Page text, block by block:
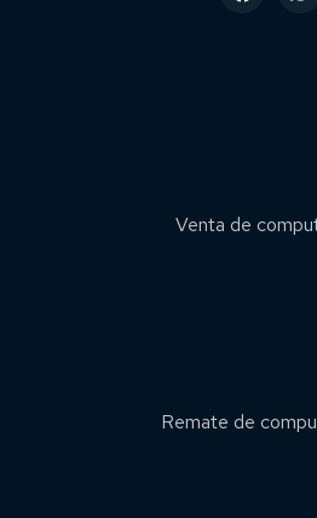
Venta de
Remate de